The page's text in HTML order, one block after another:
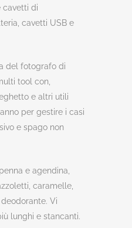
cavetti di
cavetti USB e
del fotografo di
tool con,
e altri utili
per gestire i casi
e spago non
e agendina,
caramelle,
Vi
lunghi e stancanti.